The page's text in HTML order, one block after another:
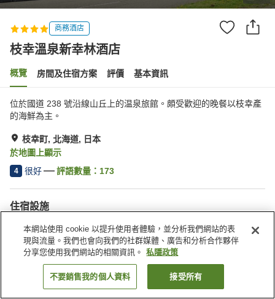
商務酒店
枝幸溫泉新幸林酒店
概覽 房間及住宿方案 評價 基本資訊
位於國道 238 號沿線山丘上的温泉旅館。頗受歡迎的晚餐以枝幸產
的海鮮為主。
枝幸町, 北海道, 日本
於地圖上顯示
4 很好 評語數量： 173
住宿設施
停車場
桑拿
餐廳
自動販賣機
找客房
本網站使用 cookie 以提升使用者體驗，並分析我們網站的表
現與流量。我們也會向我們的社群媒體、廣告和分析合作夥伴
分享您使用我們網站的相關資訊。
私隱政策
不要銷售我的個人資料 接受所有